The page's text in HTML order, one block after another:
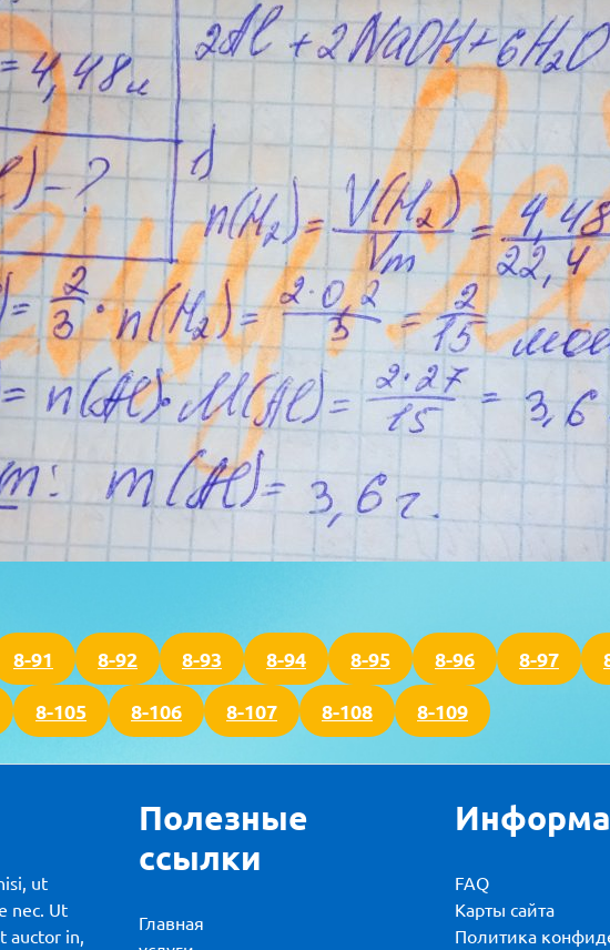
8-91 8-92 8-93 8-94 8-95 8-96 8-97
8-105 8-106 8-107 8-108 8-109
ut
nec. Ut
auctor in,
Полезные
ссылки
Главная
FAQ
Карты сайта
Политика